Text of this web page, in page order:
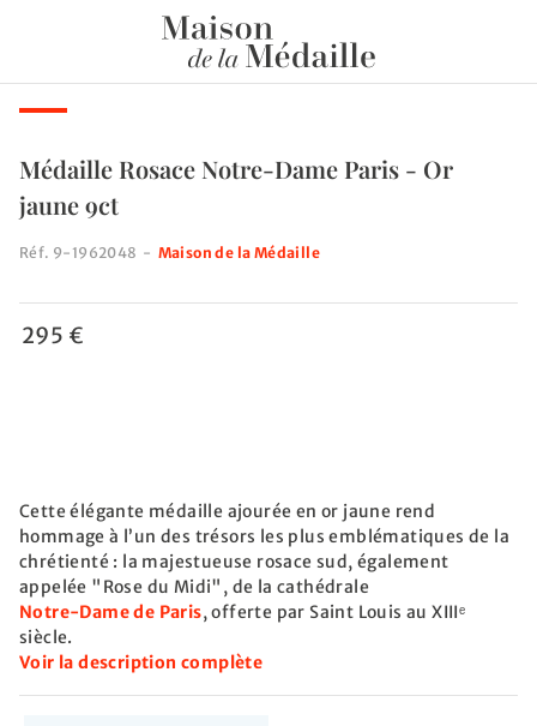
Médaille Rosace Notre-Dame Paris - Or
jaune 9ct
Réf. 9-1962048 - Maison de la Médaille
295 €
Cette élégante médaille ajourée en or jaune rend
hommage à l’un des trésors les plus emblématiques de la
chrétienté : la majestueuse rosace sud, également
appelée "Rose du Midi", de la cathédrale
Notre-Dame de Paris, offerte par Saint Louis au XIIIᵉ
siècle.
Voir la description complète